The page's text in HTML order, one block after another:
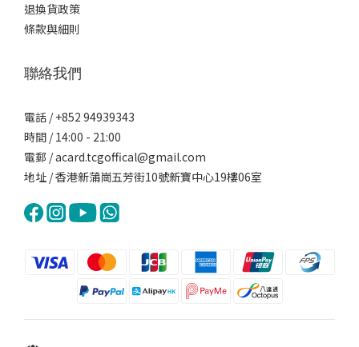
退換貨政策
條款與細則
聯絡我們
電話 / +852 94939343
時間 / 14:00 - 21:00
電郵 / acard.tcgoffical@gmail.com
地址 / 香港新蒲崗五芳街10號新寶中心19樓06室